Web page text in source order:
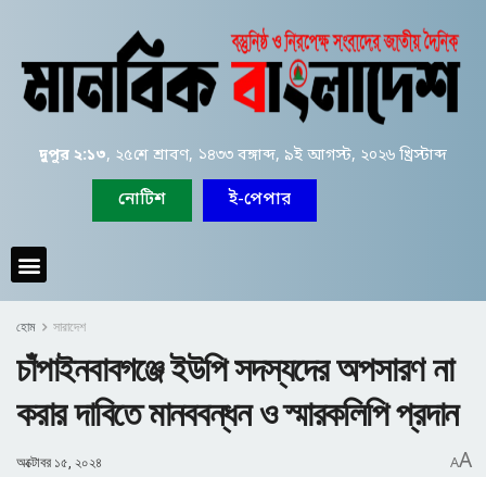
দুপুর ২:১৩, ২৫শে শ্রাবণ, ১৪৩৩ বঙ্গাব্দ, ৯ই আগস্ট, ২০২৬ খ্রিস্টাব্দ
নোটিশ ই-পেপার
হোম সারাদেশ
চাঁপাইনবাবগঞ্জে ইউপি সদস্যদের অপসারণ না
করার দাবিতে মানববন্ধন ও স্মারকলিপি প্রদান
অক্টোবর ১৫, ২০২৪ AA